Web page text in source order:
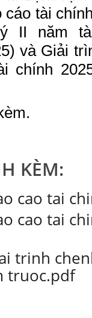
tài
II năm
và Giải
chính
KÈM:
cao tai
cao tai
trinh
truoc.pdf